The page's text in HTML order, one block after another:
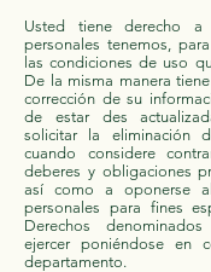
Usted tiene derecho a
personales tenemos,
las condiciones de uso
De la misma manera
corrección de su
de estar des
solicitar la eliminación
cuando considere
deberes y obligaciones
así como a oponerse
personales para fines
Derechos
ejercer poniéndose en
departamento.